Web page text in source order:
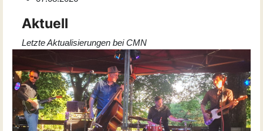
Aktuell
Letzte Aktualisierungen bei CMN